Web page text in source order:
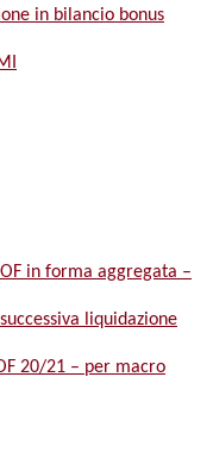
in bilancio bonus
in forma aggregata –
liquidazione
20/21 – per macro